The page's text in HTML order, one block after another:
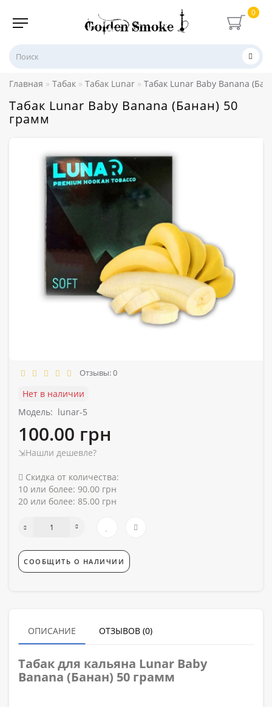
0
Главная Табак Табак Lunar Табак Lunar Baby Banana
Табак Lunar Baby Banana (Банан) 50
грамм
Отзывы: 0
Нет в наличии
Модель: lunar-5
100.00 грн
⇲Нашли дешевле?
Скидка от количества:
10 или более: 90.00 грн
20 или более: 85.00 грн
СООБЩИТЬ О НАЛИЧИИ
ОПИСАНИЕ ОТЗЫВОВ (0)
Табак для кальяна Lunar Baby
Banana (Банан) 50 грамм